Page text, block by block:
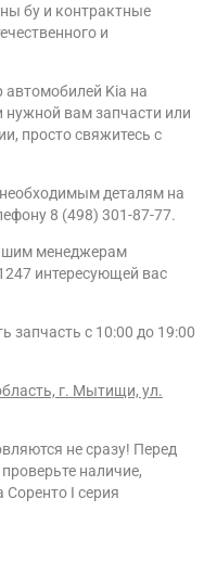
бу и контрактные
и
Kia на
нужной вам запчасти или
просто свяжитесь с
деталям на
8 (498) 301-87-77.
менеджерам
интересующей вас
запчасть с 10:00 до 19:00
г. Мытищи, ул.
не сразу! Перед
наличие,
Соренто I серия